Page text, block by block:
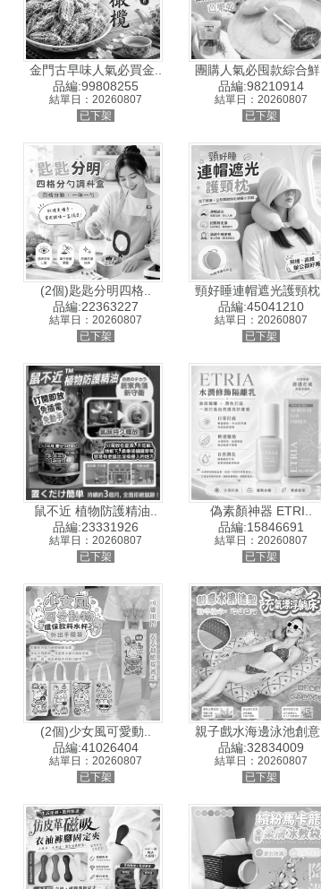
金門古早味人氣必買金..
品編:99808255
結單日：20260807
已下架
團購人氣必囤款綜合鮮..
品編:98210914
結單日：20260807
已下架
(2個)匙匙分明四格..
品編:22363227
結單日：20260807
已下架
頸好睡連帽遮光護頸枕..
品編:45041210
結單日：20260807
已下架
鼠不近 植物防護精油..
品編:23331926
結單日：20260807
已下架
偽素顏神器 ETRI..
品編:15846691
結單日：20260807
已下架
(2個)少女風可愛動..
品編:41026404
結單日：20260807
已下架
親子戲水海邊泳池創意..
品編:32834009
結單日：20260807
已下架